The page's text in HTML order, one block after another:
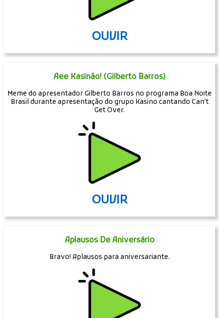
OUVIR
Aee Kasinão! (Gilberto Barros)
Meme do apresentador Gilberto Barros no programa Boa Noite
Brasil durante apresentação do grupo Kasino cantando Can't
Get Over.
OUVIR
Aplausos De Aniversário
Bravo! Aplausos para aniversariante.